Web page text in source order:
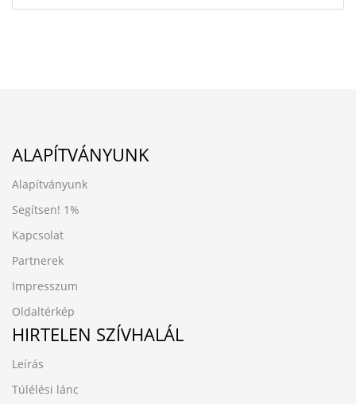
ALAPÍTVÁNYUNK
Alapítványunk
Segítsen! 1%
Kapcsolat
Partnerek
Impresszum
Oldaltérkép
HIRTELEN SZÍVHALÁL
Leírás
Túlélési lánc